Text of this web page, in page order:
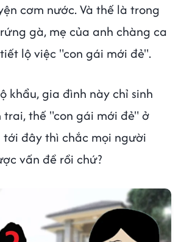
cơm nước. Và thế là trong
gà, mẹ của anh chàng ca
lộ việc "con gái mới đẻ".
khẩu, gia đình này chỉ sinh
thế "con gái mới đẻ" ở
tới đây thì chắc mọi người
vấn đề rồi chứ?